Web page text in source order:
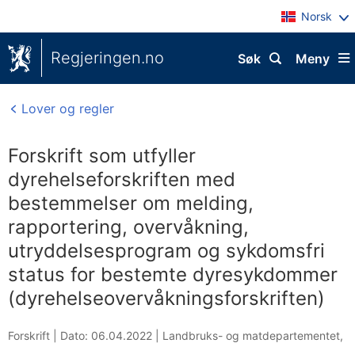
Norsk
Regjeringen.no Meny
Søk
Lover og regler
Forskrift som utfyller
dyrehelseforskriften med
bestemmelser om melding,
rapportering, overvåkning,
utryddelsesprogram og sykdomsfri
status for bestemte dyresykdommer
(dyrehelseovervåkningsforskriften)
Forskrift | Dato: 06.04.2022 Landbruks- og matdepartementet,